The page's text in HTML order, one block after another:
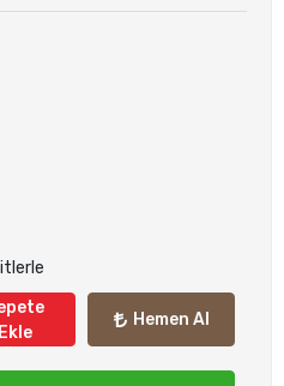
Ekle
Hemen Al